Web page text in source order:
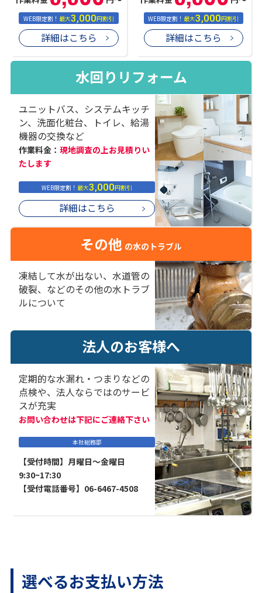
WEB限定割！最大3,000円割引
詳細はこちら
WEB限定割！最大3,000円割引
詳細はこちら
水回りリフォーム
ユニットバス、システムキッチ
ン、洗面化粧台、トイレ、給湯
機器の交換など
作業料金： 現地調査の上お見積りい
たします
WEB限定割！最大3,000円割引
詳細はこちら
その他 の水のトラブル
凍結して水が出ない、水道管の
破裂、などのその他の水トラブ
ルについて
法人のお客様へ
定期的な水漏れ・つまりなどの
点検や、法人ならではのサービ
スが充実
お問い合わせは下記にご連絡下さい
本社総務部
【受付時間】月曜日～金曜日
9:30~17:30
【受付電話番号】06-6467-4508
選べるお支払い方法